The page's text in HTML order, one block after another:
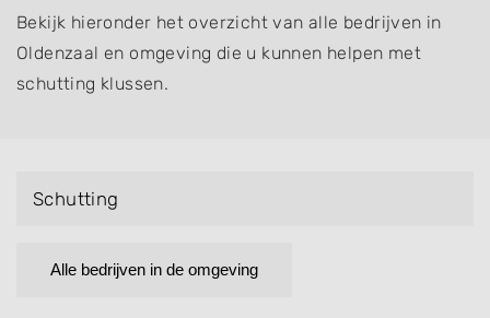
Bekijk hieronder het overzicht van alle bedrijven in
Oldenzaal en omgeving die u kunnen helpen met
schutting klussen.
Schutting
Alle bedrijven in de omgeving